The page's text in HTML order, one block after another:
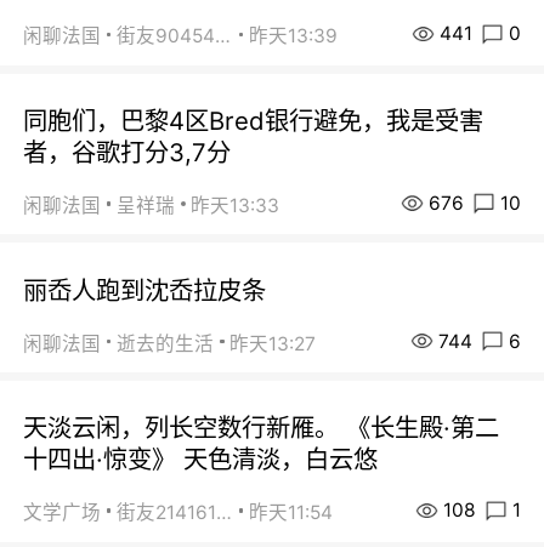
闲聊法国 街友90454511 昨天13:39 441 0
同胞们，巴黎4区Bred银行避免，我是受害
者，谷歌打分3,7分
闲聊法国 呈祥瑞 昨天13:33 676 10
丽岙人跑到沈岙拉皮条
闲聊法国 逝去的生活 昨天13:27 744 6
天淡云闲，列长空数行新雁。 《长生殿·第二
十四出·惊变》 天色清淡，白云悠
文学广场 街友21416156 昨天11:54 108 1